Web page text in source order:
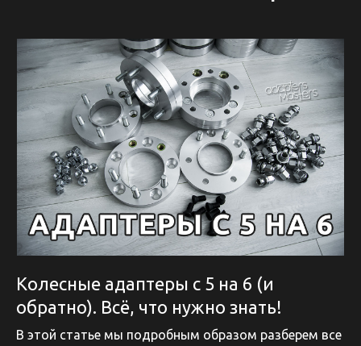
Колесные адаптеры с 5 на 6 (и
обратно). Всё, что нужно знать!
В этой статье мы подробным образом разберем все